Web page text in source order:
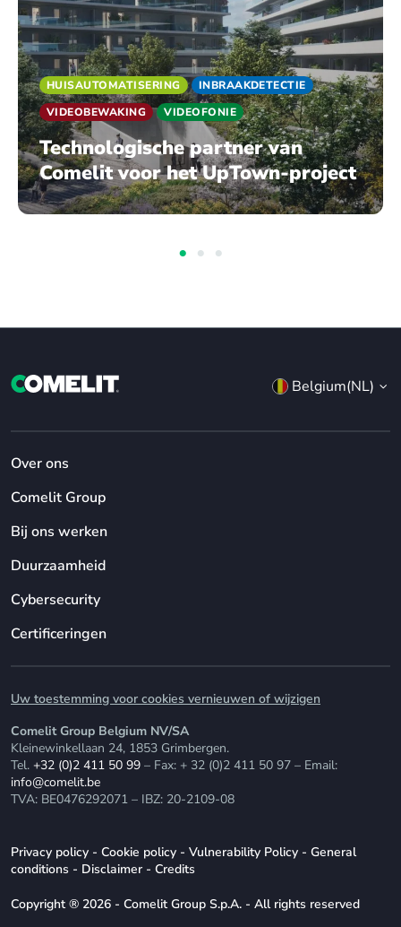
HUISAUTOMATISERING
INBRAAKDETECTIE
VIDEOBEWAKING
VIDEOFONIE
Technologische partner van
Comelit voor het UpTown-project
Belgium(NL)
Over ons
Comelit Group
Bij ons werken
Duurzaamheid
Cybersecurity
Certificeringen
Uw toestemming voor cookies vernieuwen of wijzigen
Comelit Group Belgium NV/SA
Kleinewinkellaan 24, 1853 Grimbergen.
Tel. +32 (0)2 411 50 99 – Fax: + 32 (0)2 411 50 97 – Email:
info@comelit.be
TVA: BE0476292071 – IBZ: 20-2109-08
Privacy policy - Cookie policy - Vulnerability Policy - General
conditions - Disclaimer - Credits
Copyright ® 2026 - Comelit Group S.p.A. - All rights reserved